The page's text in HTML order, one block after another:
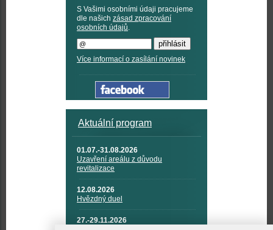
S Vašimi osobními údaji pracujeme
dle našich zásad zpracování
osobních údajů.
Více informací o zasílání novinek
Aktuální program
01.07.-31.08.2026
Uzavření areálu z důvodu
revitalizace
12.08.2026
Hvězdný duel
27.-29.11.2026